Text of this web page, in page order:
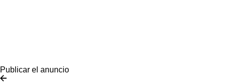
Publicar el anuncio